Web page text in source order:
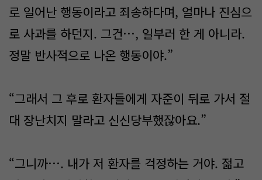
로 일어난 행동이라고 죄송하다며, 얼마나 진심으
로 사과를 하던지. 그건…, 일부러 한 게 아니라.
정말 반사적으로 나온 행동이야.”
“그래서 그 후로 환자들에게 자준이 뒤로 가서 절
대 장난치지 말라고 신신당부했잖아요.”
“그니까…. 내가 저 환자를 걱정하는 거야. 젊고